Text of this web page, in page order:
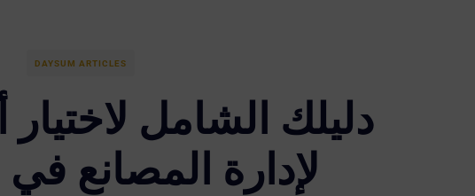
DAYSUM ARTICLES
دليلك الشامل
لإدارة المصانع